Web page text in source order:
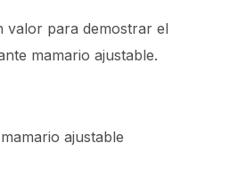
valor para demostrar el
mamario ajustable.
ajustable